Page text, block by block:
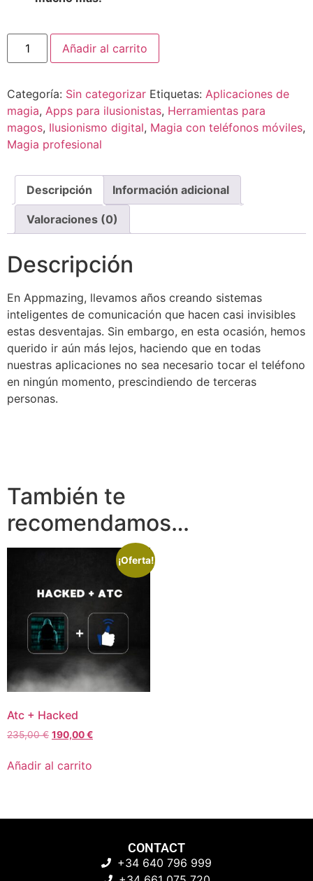
Añadir al carrito
Categoría: Sin categorizar Etiquetas: Aplicaciones de
magia, Apps para ilusionistas, Herramientas para
magos, Ilusionismo digital, Magia con teléfonos móviles,
Magia profesional
Descripción Información adicional
Valoraciones (0)
Descripción
En Appmazing, llevamos años creando sistemas
inteligentes de comunicación que hacen casi invisibles
estas desventajas. Sin embargo, en esta ocasión, hemos
querido ir aún más lejos, haciendo que en todas
nuestras aplicaciones no sea necesario tocar el teléfono
en ningún momento, prescindiendo de terceras
personas.
También te
recomendamos…
¡Oferta!
Atc + Hacked
235,00€ 190,00€
Añadir al carrito
CONTACT
+34 640 796 999